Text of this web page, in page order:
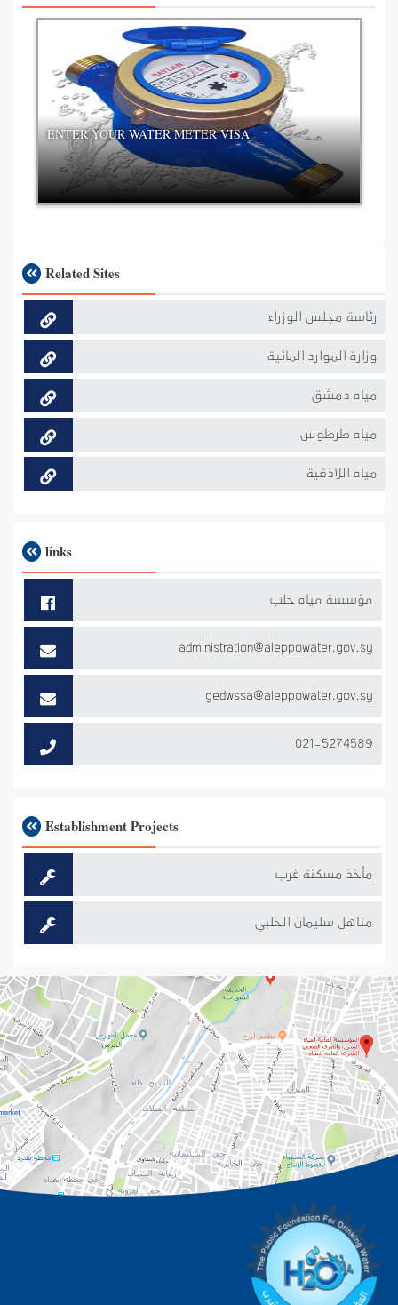
ENTER YOUR WATER METER VISA
Related Sites
رئاسة مجلس الوزراء
وزارة الموارد المائية
مياه دمشق
مياه طرطوس
مياه اللاذقية
links
مؤسسة مياه حلب
administration@aleppowater.gov.sy
gedwssa@aleppowater.gov.sy
021-5274589
Establishment Projects
مأخذ مسكنة غرب
مناهل سليمان الحلبي